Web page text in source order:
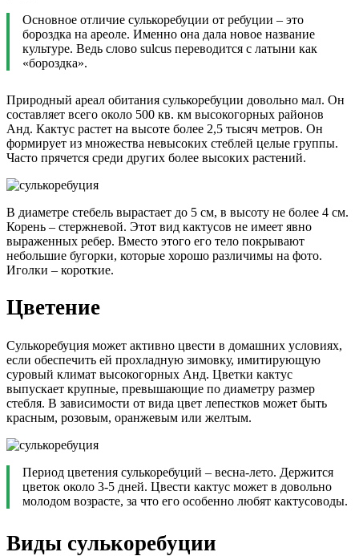
Основное отличие сулькоребуции от ребуции – это
бороздка на ареоле. Именно она дала новое название
культуре. Ведь слово sulcus переводится с латыни как
«бороздка».
Природный ареал обитания сулькоребуции довольно мал. Он
составляет всего около 500 кв. км высокогорных районов
Анд. Кактус растет на высоте более 2,5 тысяч метров. Он
формирует из множества невысоких стеблей целые группы.
Часто прячется среди других более высоких растений.
В диаметре стебель вырастает до 5 см, в высоту не более 4 см.
Корень – стержневой. Этот вид кактусов не имеет явно
выраженных ребер. Вместо этого его тело покрывают
небольшие бугорки, которые хорошо различимы на фото.
Иголки – короткие.
Цветение
Сулькоребуция может активно цвести в домашних условиях,
если обеспечить ей прохладную зимовку, имитирующую
суровый климат высокогорных Анд. Цветки кактус
выпускает крупные, превышающие по диаметру размер
стебля. В зависимости от вида цвет лепестков может быть
красным, розовым, оранжевым или желтым.
Период цветения сулькоребуций – весна-лето. Держится
цветок около 3-5 дней. Цвести кактус может в довольно
молодом возрасте, за что его особенно любят кактусоводы.
Виды сулькоребуции